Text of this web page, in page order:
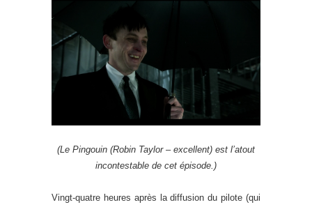
(Le Pingouin (Robin Taylor – excellent) est l’atout
incontestable de cet épisode.)
Vingt-quatre heures après la diffusion du pilote (qui